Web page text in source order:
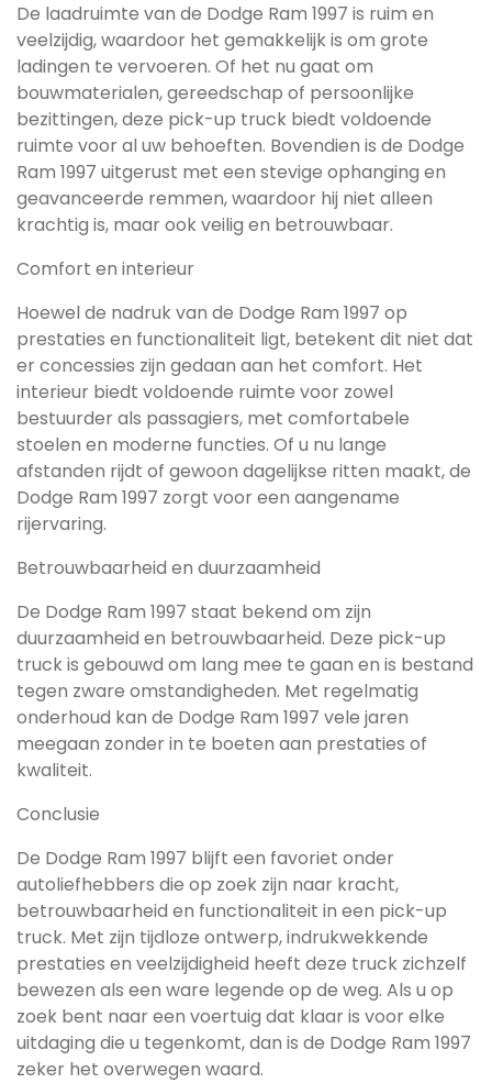
De laadruimte van de Dodge Ram 1997 is ruim en
veelzijdig, waardoor het gemakkelijk is om grote
ladingen te vervoeren. Of het nu gaat om
bouwmaterialen, gereedschap of persoonlijke
bezittingen, deze pick-up truck biedt voldoende
ruimte voor al uw behoeften. Bovendien is de Dodge
Ram 1997 uitgerust met een stevige ophanging en
geavanceerde remmen, waardoor hij niet alleen
krachtig is, maar ook veilig en betrouwbaar.
Comfort en interieur
Hoewel de nadruk van de Dodge Ram 1997 op
prestaties en functionaliteit ligt, betekent dit niet dat
er concessies zijn gedaan aan het comfort. Het
interieur biedt voldoende ruimte voor zowel
bestuurder als passagiers, met comfortabele
stoelen en moderne functies. Of u nu lange
afstanden rijdt of gewoon dagelijkse ritten maakt, de
Dodge Ram 1997 zorgt voor een aangename
rijervaring.
Betrouwbaarheid en duurzaamheid
De Dodge Ram 1997 staat bekend om zijn
duurzaamheid en betrouwbaarheid. Deze pick-up
truck is gebouwd om lang mee te gaan en is bestand
tegen zware omstandigheden. Met regelmatig
onderhoud kan de Dodge Ram 1997 vele jaren
meegaan zonder in te boeten aan prestaties of
kwaliteit.
Conclusie
De Dodge Ram 1997 blijft een favoriet onder
autoliefhebbers die op zoek zijn naar kracht,
betrouwbaarheid en functionaliteit in een pick-up
truck. Met zijn tijdloze ontwerp, indrukwekkende
prestaties en veelzijdigheid heeft deze truck zichzelf
bewezen als een ware legende op de weg. Als u op
zoek bent naar een voertuig dat klaar is voor elke
uitdaging die u tegenkomt, dan is de Dodge Ram 1997
zeker het overwegen waard.